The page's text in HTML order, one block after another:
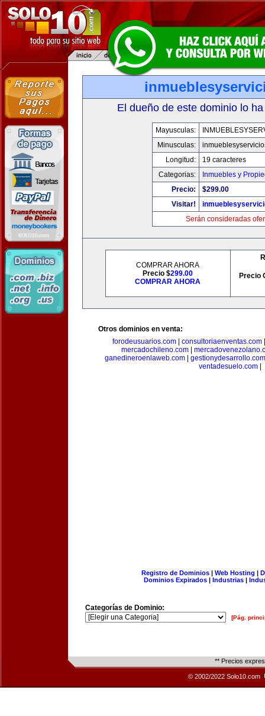
El dueño de este dominio lo
Mayusculas:
Minusculas:
Longitud:
19 caracteres
Categorias:
Inmuebles y
Precio:
$299.00
Visitar!
Serán consideradas
COMPRAR AHORA
Precio $299.00
COMPRAR AHORA
Precio
Otros dominios en venta:
forodeusuarios.com
consultoriaenventas.com
mercadochileno.com
ganedineroenlaweb.com
gestionydesarrollo.com
ventadesuelo.com
Registro de Dominios| Web Hosting |
Dominios Expirados | Industrias |
Categorías de Dominio:
[Pág.
** Precios
© 2002/2022 Solo10.com